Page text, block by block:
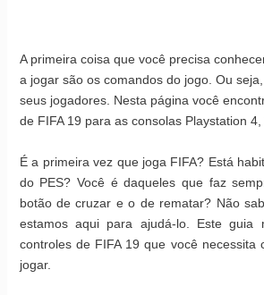
A primeira coisa que você precisa
a jogar são os comandos do jogo. Ou
seus jogadores. Nesta página você
de FIFA 19 para as consolas Playstation 4,
É a primeira vez que joga FIFA? Está
do PES? Você é daqueles que faz
botão de cruzar e o de rematar? Não
estamos aqui para ajudá-lo. Este guia
controles de FIFA 19 que você necessita
jogar.